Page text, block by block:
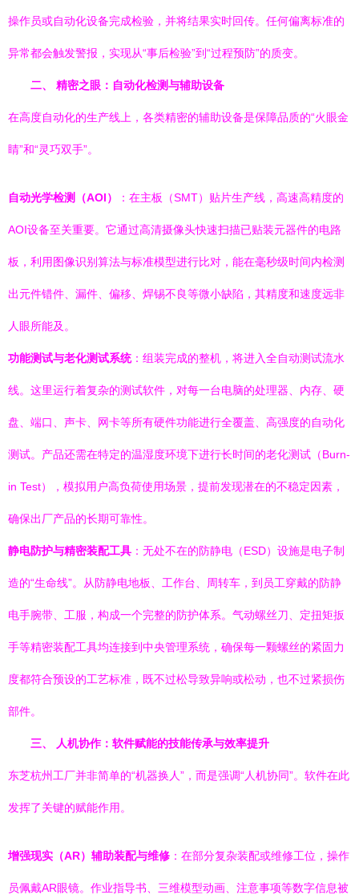
操作员或自动化设备完成检验，并将结果实时回传。任何偏离标准的
异常都会触发警报，实现从“事后检验”到“过程预防”的质变。
二、 精密之眼：自动化检测与辅助设备
在高度自动化的生产线上，各类精密的辅助设备是保障品质的“火眼金
睛”和“灵巧双手”。
自动光学检测（AOI） ：在主板（SMT）贴片生产线，高速高精度的
AOI设备至关重要。它通过高清摄像头快速扫描已贴装元器件的电路
板，利用图像识别算法与标准模型进行比对，能在毫秒级时间内检测
出元件错件、漏件、偏移、焊锡不良等微小缺陷，其精度和速度远非
人眼所能及。
功能测试与老化测试系统：组装完成的整机，将进入全自动测试流水
线。这里运行着复杂的测试软件，对每一台电脑的处理器、内存、硬
盘、端口、声卡、网卡等所有硬件功能进行全覆盖、高强度的自动化
测试。产品还需在特定的温湿度环境下进行长时间的老化测试（Burn-
in Test），模拟用户高负荷使用场景，提前发现潜在的不稳定因素，
确保出厂产品的长期可靠性。
静电防护与精密装配工具 ：无处不在的防静电（ESD）设施是电子制
造的“生命线”。从防静电地板、工作台、周转车，到员工穿戴的防静
电手腕带、工服，构成一个完整的防护体系。气动螺丝刀、定扭矩扳
手等精密装配工具均连接到中央管理系统，确保每一颗螺丝的紧固力
度都符合预设的工艺标准，既不过松导致异响或松动，也不过紧损伤
部件。
三、 人机协作：软件赋能的技能传承与效率提升
东芝杭州工厂并非简单的“机器换人”，而是强调“人机协同”。软件在此
发挥了关键的赋能作用。
增强现实（AR）辅助装配与维修 ：在部分复杂装配或维修工位，操作
员佩戴AR眼镜。作业指导书、三维模型动画、注意事项等数字信息被